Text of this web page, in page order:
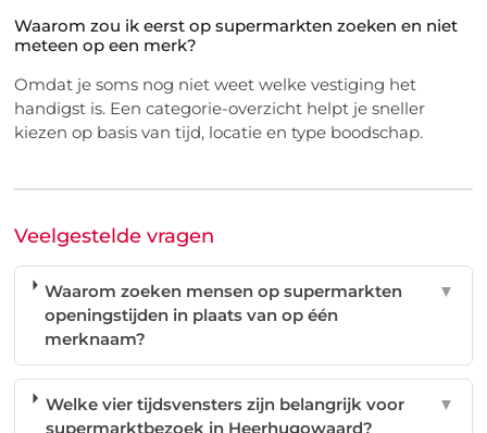
Waarom zou ik eerst op supermarkten zoeken en niet
meteen op een merk?
Omdat je soms nog niet weet welke vestiging het
handigst is. Een categorie-overzicht helpt je sneller
kiezen op basis van tijd, locatie en type boodschap.
Veelgestelde vragen
Waarom zoeken mensen op supermarkten
openingstijden in plaats van op één
merknaam?
▼
Welke vier tijdsvensters zijn belangrijk voor
supermarktbezoek in Heerhugowaard?
▼